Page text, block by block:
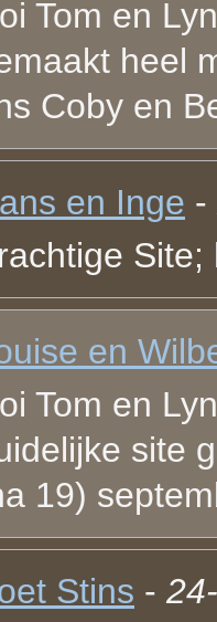
Tom en
heel
Coby en
en Inge -
en
Tom en
site
19)
Stins -